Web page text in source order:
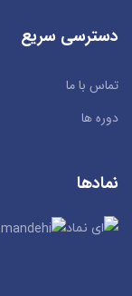
دسترسی سریع
تماس با ما
دوره ها
نمادها